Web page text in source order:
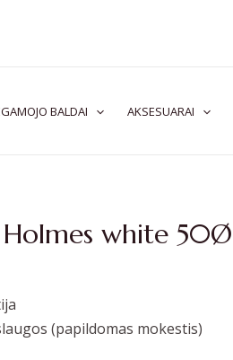
BALDAI AKSESUARAI
Holmes white 50Ø
(papildomas mokestis)